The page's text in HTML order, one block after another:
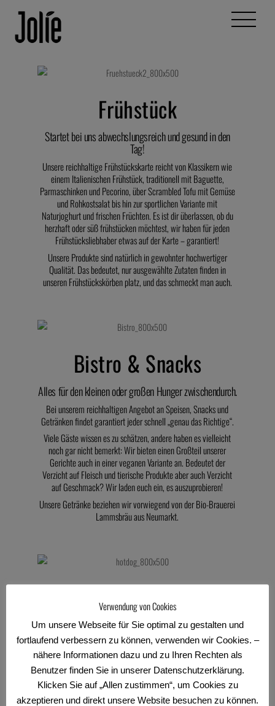
content
Menu
Frühstück
Startet bei uns abwechslungsreich und gesund in den
Tag!
Unsere reichhaltige Frühstückskarte reicht von Klassikern wie
einem Italienischen Frühstück, traditionell mit Baguette,
Parmaschinken und Pecorino, über Scrambled Tofu mit Gemüse
und Rohkostsalat bis hin zur sportlichen Variante mit
Naturjoghurt und frischen Früchten. Es ist dir überlassen, ob du
herzhaft oder süß frühstücken möchtest, wir haben für jeden
Frühstücksliebhaber etwas auf der Karte – garantiert!
Unsere Produkte sind natürlich in gewohnter hochwertiger
Qualität. Das bedeutet, nur ausgewählte Zutaten finden in
unseren Frühstückskörben platz, und das schmeckt man auch.
Bistro & Snacks
Alles für den kleinen oder großen Hunger zwischendurch.
Bei unserem reichhaltigen Angebot an Speisen, Snacks und
Getränken findet garantiert jeder schnell „genau das Richtige“.
Viele Gäste wissen es zu schätzen, andere haben es vielleicht
noch gar nicht bemerkt: Wir bieten einen Großteil unserer
Gerichte auch in einer veganen Variante an. Bedeutet der
Verzicht auf Fleisch und tierische Produkte aber auch Verzicht
auf Geschmack? Wir laden euch ein, es auszuprobieren!
Unsere Getränke beziehen wir vorwiegend von der Bio-Brauerei
Lammsbräu aus Neumarkt.
Hot Dogs
Die Spezialität unseres Hauses.
Hausgemacht und mit frischen, abwechslungsreichen Toppings
zubereitet kommt hier jeder auf seinen Geschmack. Ob bei
einem gemütlichen Essen mit Freunden oder to go! Unsere Hot
Dogs bekommt ihr übrigens auch vegetarisch oder vegan,
mit veganen Soßen und veganer Wurst nach eigenem Rezept.
Verwendung von Cookies
Um unsere Webseite für Sie optimal zu gestalten und
fortlaufend verbessern zu können, verwenden wir Cookies. –
nähere Informationen dazu und zu Ihren Rechten als
Benutzer finden Sie in unserer Datenschutzerklärung.
Klicken Sie auf „Allen zustimmen“, um Cookies zu
akzeptieren und direkt unsere Website besuchen zu können.